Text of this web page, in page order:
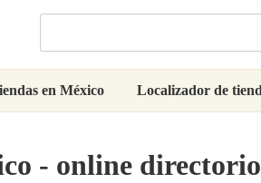
en México Localizador de
- online